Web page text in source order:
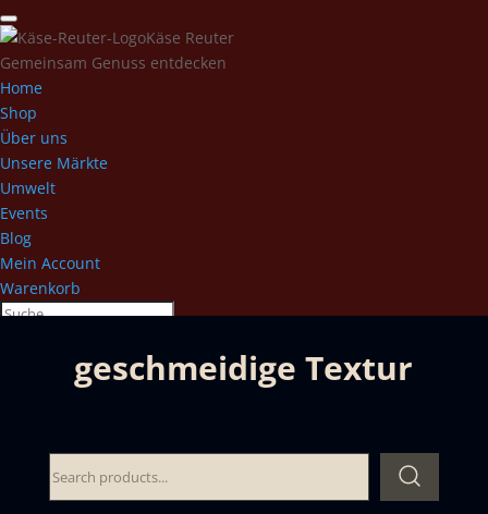
Käse Reuter
Gemeinsam Genuss entdecken
Home
Shop
Über uns
Unsere Märkte
Umwelt
Events
Blog
Mein Account
Warenkorb
geschmeidige Textur